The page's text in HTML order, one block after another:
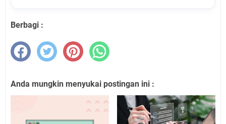
Berbagi :
Anda mungkin menyukai postingan ini :